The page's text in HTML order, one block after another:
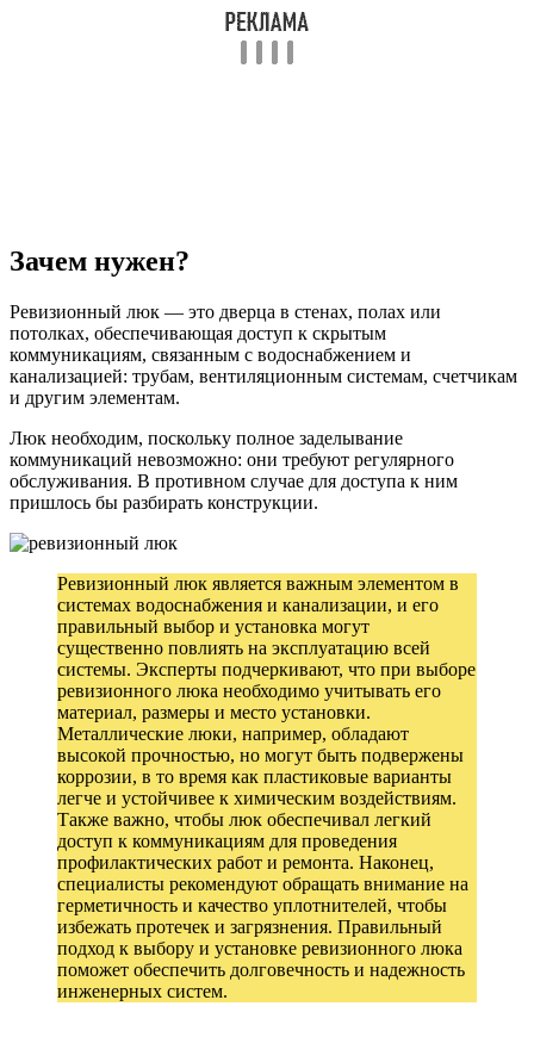
Зачем нужен?
Ревизионный люк — это дверца в стенах, полах или
потолках, обеспечивающая доступ к скрытым
коммуникациям, связанным с водоснабжением и
канализацией: трубам, вентиляционным системам, счетчикам
и другим элементам.
Люк необходим, поскольку полное заделывание
коммуникаций невозможно: они требуют регулярного
обслуживания. В противном случае для доступа к ним
пришлось бы разбирать конструкции.
Ревизионный люк является важным элементом в
системах водоснабжения и канализации, и его
правильный выбор и установка могут
существенно повлиять на эксплуатацию всей
системы. Эксперты подчеркивают, что при выборе
ревизионного люка необходимо учитывать его
материал, размеры и место установки.
Металлические люки, например, обладают
высокой прочностью, но могут быть подвержены
коррозии, в то время как пластиковые варианты
легче и устойчивее к химическим воздействиям.
Также важно, чтобы люк обеспечивал легкий
доступ к коммуникациям для проведения
профилактических работ и ремонта. Наконец,
специалисты рекомендуют обращать внимание на
герметичность и качество уплотнителей, чтобы
избежать протечек и загрязнения. Правильный
подход к выбору и установке ревизионного люка
поможет обеспечить долговечность и надежность
инженерных систем.